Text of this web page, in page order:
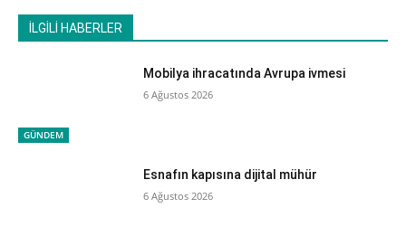
İLGİLİ HABERLER
GÜNDEM
Mobilya ihracatında Avrupa ivmesi
6 Ağustos 2026
Esnafın kapısına dijital mühür
6 Ağustos 2026